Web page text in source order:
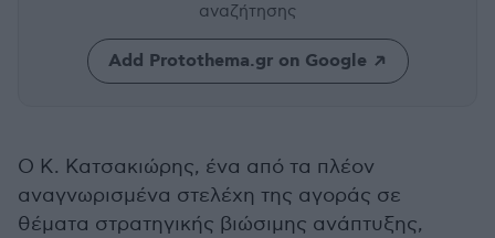
αναζήτησης
Add Protothema.gr on Google
Ο Κ. Κατσακιώρης, ένα από τα πλέον
αναγνωρισμένα στελέχη της αγοράς σε
θέματα στρατηγικής βιώσιμης ανάπτυξης,